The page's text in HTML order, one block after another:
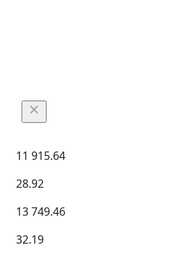
11 915.64
28.92
13 749.46
32.19